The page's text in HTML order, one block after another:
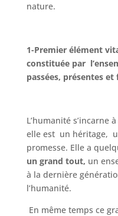
nature.
1-Premier élément
constituée par
passées, présentes et
L’humanité s’incarne
elle est un héritage,
promesse. Elle a
un grand tout, un
à la dernière
l’humanité.
En même temps ce